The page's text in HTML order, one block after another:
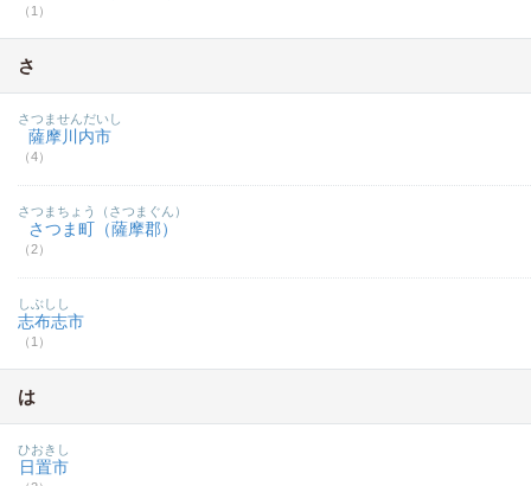
（1）
さ
薩摩川内市
（4）
さつませんだいし
さつま町（薩摩郡）
（2）
さつまちょう（さつまぐん）
志布志市
（1）
しぶしし
は
日置市
ひおきし